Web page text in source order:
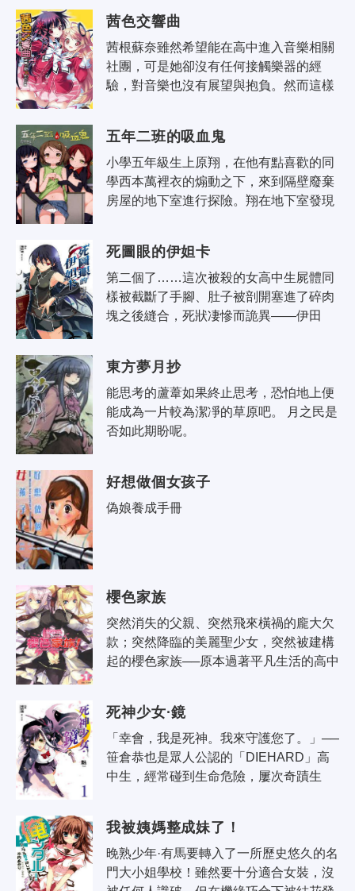
了..
茜色交響曲
茜根蘇奈雖然希望能在高中進入音樂相關
社團，可是她卻沒有任何接觸樂器的經
驗，對音樂也沒有展望與抱負。然而這樣
DTM..
五年二班的吸血鬼
小學五年級生上原翔，在他有點喜歡的同
學西本萬裡衣的煽動之下，來到隔壁廢棄
房屋的地下室進行探險。翔在地下室發現
死圖眼的伊妲卡
第二個了……這次被殺的女高中生屍體同
樣被截斷了手腳、肚子被剖開塞進了碎肉
塊之後縫合，死狀凄慘而詭異——伊田
妹，..
東方夢月抄
能思考的蘆葦如果終止思考，恐怕地上便
能成為一片較為潔凈的草原吧。 月之民是
否如此期盼呢。
好想做個女孩子
偽娘養成手冊
櫻色家族
突然消失的父親、突然飛來橫禍的龐大欠
款；突然降臨的美麗聖少女，突然被建構
起的櫻色家族──原本過著平凡生活的高中
死神少女·鏡
「幸會，我是死神。我來守護您了。」──
笹倉恭也是眾人公認的「DIEHARD」高
中生，經常碰到生命危險，屢次奇蹟生
此..
我被姨媽整成妹了！
晚熟少年·有馬要轉入了一所歷史悠久的名
門大小姐學校！雖然要十分適合女裝，沒